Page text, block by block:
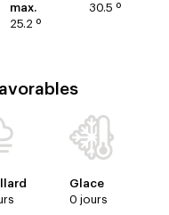
max.
25.2 º
30.5 º
Glace
0 jours